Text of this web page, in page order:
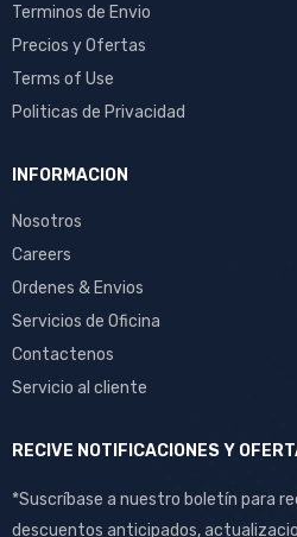
Terminos de Envio
Precios y Ofertas
Terms of Use
Politicas de Privacidad
INFORMACION
Nosotros
Careers
Ordenes & Envios
Servicios de Oficina
Contactenos
Servicio al cliente
RECIVE NOTIFICACIONES Y
*Suscríbase a nuestro boletín para
descuentos anticipados,